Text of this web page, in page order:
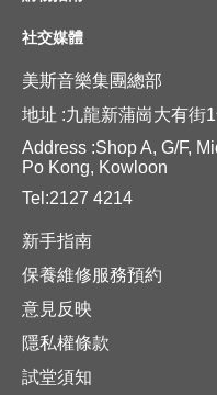
社交媒體
美斯音樂集團總部
地址 :九龍新蒲崗大有街
Address :Shop A, G/F,
Po Kong, Kowloon
Tel:2127 4214
新手指南
保養維修服務預約
意見反映
隱私權條款
試堂須知